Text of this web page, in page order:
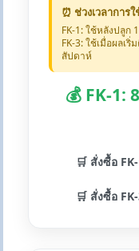
⏰ ช่วงเวลาการใ
FK-1: ใช้หลังปลูก
FK-3: ใช้เมื่อผลเ
สัปดาห์
💰 FK-1:
🛒 สั่งซื้อ
🛒 สั่งซื้อ